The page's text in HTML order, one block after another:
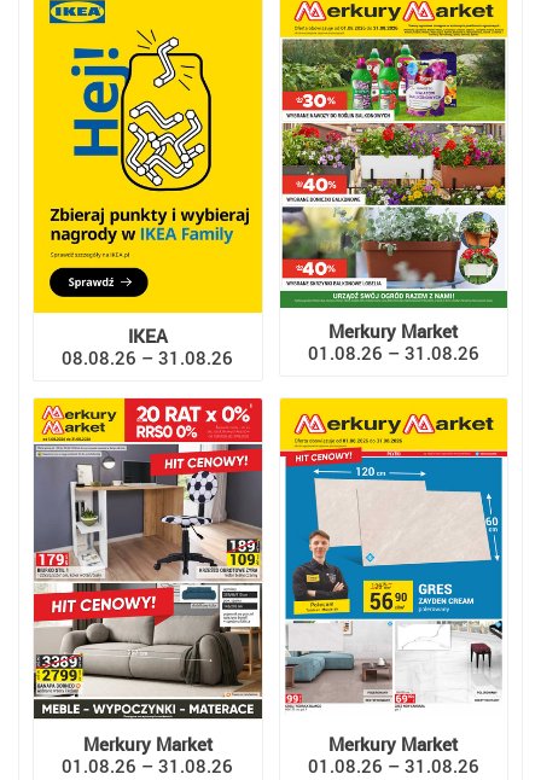
IKEA
08.08.26 – 31.08.26
Merkury Market
01.08.26 – 31.08.26
Merkury Market
01.08.26 – 31.08.26
Merkury Market
01.08.26 – 31.08.26